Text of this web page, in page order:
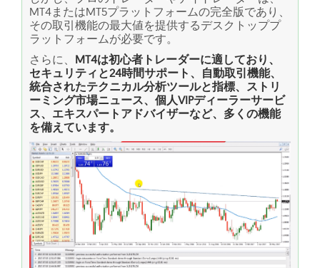
MT4またはMT5プラットフォームの完全版であり、
その取引機能の最大値を提供するデスクトッププ
ラットフォームが必要です。
さらに、 MT4は初心者トレーダーに適しており、
セキュリティと24時間サポート、自動取引機能、
統合されたテクニカル分析ツールと指標、ストリ
ーミング市場ニュース、個人VIPディーラーサービ
ス、エキスパートアドバイザーなど、多くの機能
を備えています。